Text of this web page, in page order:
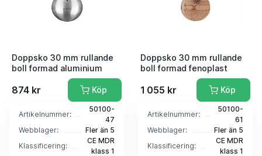
Doppsko 30 mm rullande
boll formad aluminium
874 kr Köp
Artikelnummer:
50100-
47
Webblager:
Fler än 5
Klassificering:
CE MDR
klass 1
Doppsko 30 mm rullande
boll formad fenoplast
1 055 kr Köp
Artikelnummer:
50100-
61
Webblager:
Fler än 5
Klassificering:
CE MDR
klass 1